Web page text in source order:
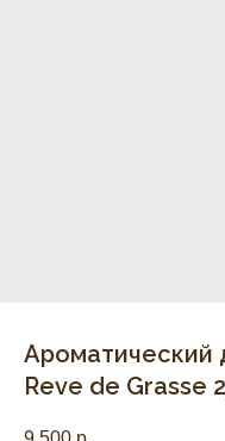
Ароматический
Reve de Grasse